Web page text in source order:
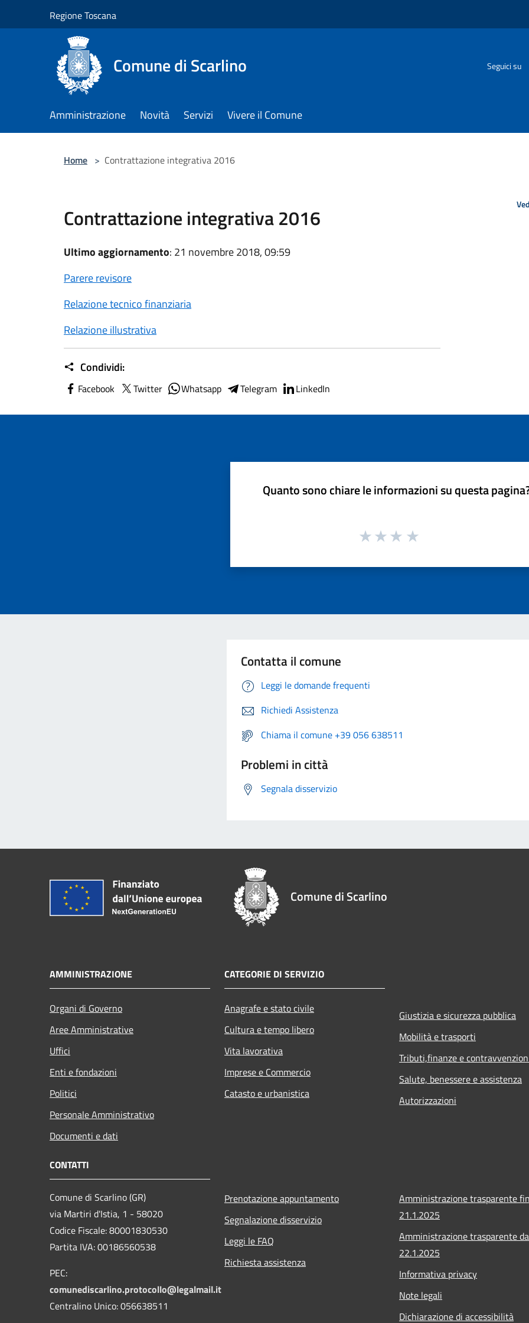
Regione Toscana
Comune di Scarlino Seguici su
Amministrazione Novità Servizi Vivere il Comune
Home > Contrattazione integrativa 2016
Contrattazione integrativa 2016
Ultimo aggiornamento: 21 novembre 2018, 09:59
Parere revisore
Relazione tecnico finanziaria
Relazione illustrativa
Condividi:
Facebook Twitter Whatsapp Telegram LinkedIn
Quanto sono chiare le informazioni su questa
Contatta il comune
Leggi le domande frequenti
Richiedi Assistenza
Chiama il comune +39 056 638511
Problemi in città
Segnala disservizio
Comune di Scarlino
AMMINISTRAZIONE
Organi di Governo
Aree Amministrative
Uffici
Enti e fondazioni
Politici
Personale Amministrativo
Documenti e dati
CATEGORIE DI SERVIZIO
Anagrafe e stato civile
Cultura e tempo libero
Vita lavorativa
Imprese e Commercio
Catasto e urbanistica
Giustizia e sicurezza pubblica
Mobilità e trasporti
Tributi,finanze e
Salute, benessere e assistenza
Autorizzazioni
CONTATTI
Comune di Scarlino (GR)
via Martiri d'Istia, 1 - 58020
Codice Fiscale: 80001830530
Partita IVA: 00186560538
PEC:
comunediscarlino.protocollo@legalmail.it
Centralino Unico: 056638511
Prenotazione appuntamento
Segnalazione disservizio
Leggi le FAQ
Richiesta assistenza
Amministrazione trasparente
21.1.2025
Amministrazione trasparente
22.1.2025
Informativa privacy
Note legali
Dichiarazione di accessibilità